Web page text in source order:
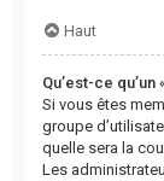
Haut
Qu’est-ce
Si vous êtes
groupe
quelle sera la
Les